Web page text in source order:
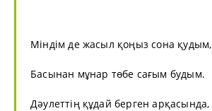
Міндім де жасыл қоңыз сона қудым,
Басынан мұнар төбе сағым будым.
Дәулеттің құдай берген арқасында,